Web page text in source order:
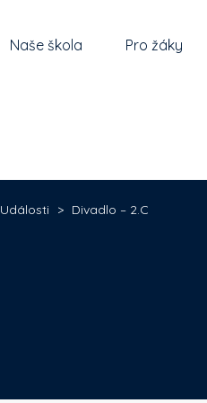
Naše škola Pro žáky
Události > Divadlo – 2.C